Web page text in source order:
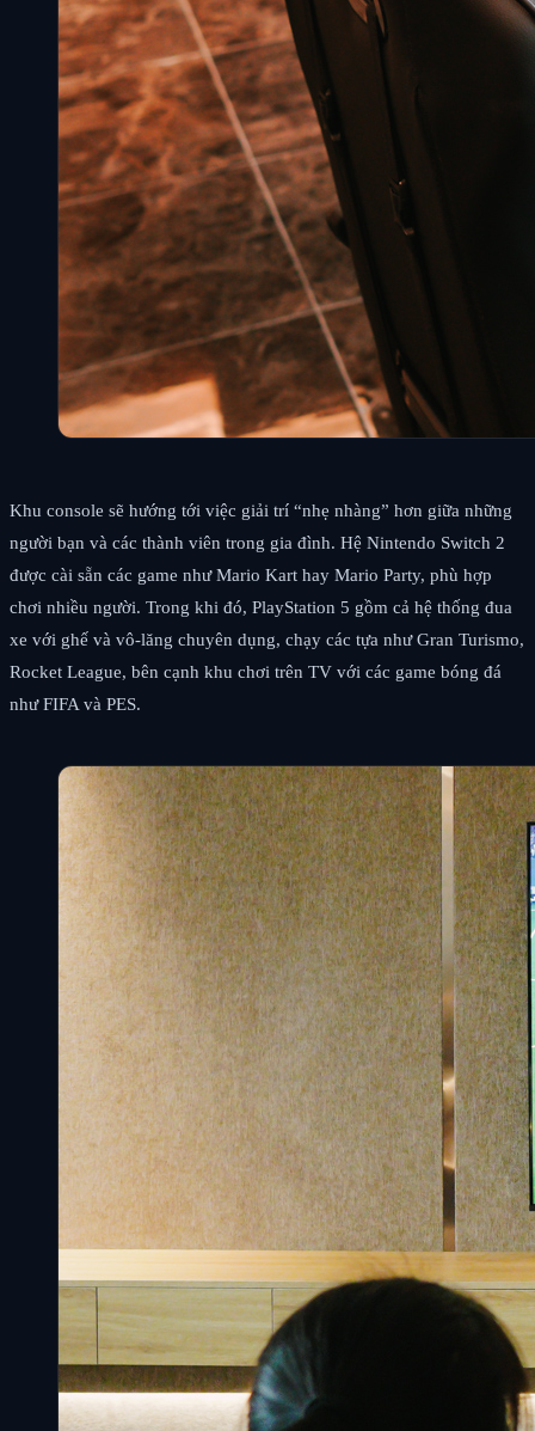
Khu console sẽ hướng tới việc giải trí “nhẹ nhàng” hơn giữa những
người bạn và các thành viên trong gia đình. Hệ Nintendo Switch 2
được cài sẵn các game như Mario Kart hay Mario Party, phù hợp
chơi nhiều người. Trong khi đó, PlayStation 5 gồm cả hệ thống đua
xe với ghế và vô-lăng chuyên dụng, chạy các tựa như Gran Turismo,
Rocket League, bên cạnh khu chơi trên TV với các game bóng đá
như FIFA và PES.